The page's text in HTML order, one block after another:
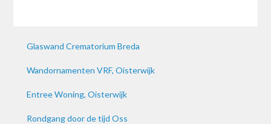
Glaswand Crematorium Breda
Wandornamenten VRF, Oisterwijk
Entree Woning, Oisterwijk
Rondgang door de tijd Oss